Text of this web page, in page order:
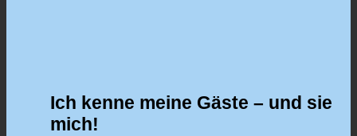
Ich kenne meine Gäste – und sie
mich!